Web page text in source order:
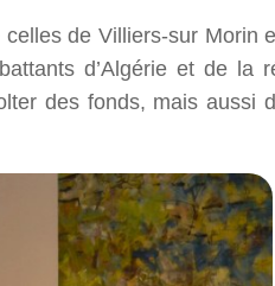
de Villiers-sur Morin
d’Algérie et de la
des fonds, mais aussi